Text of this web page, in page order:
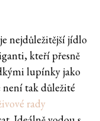
nejdůležitější jídlo
kteří přesně
lupínky jako
není tak důležité
rady